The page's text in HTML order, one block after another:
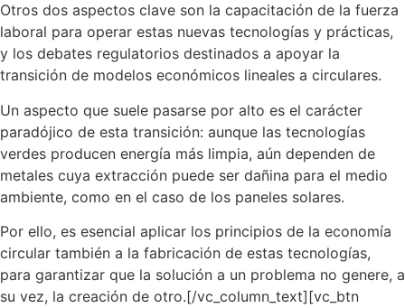
Otros dos aspectos clave son la capacitación de la fuerza
laboral para operar estas nuevas tecnologías y prácticas,
y los debates regulatorios destinados a apoyar la
transición de modelos económicos lineales a circulares.
Un aspecto que suele pasarse por alto es el carácter
paradójico de esta transición: aunque las tecnologías
verdes producen energía más limpia, aún dependen de
metales cuya extracción puede ser dañina para el medio
ambiente, como en el caso de los paneles solares.
Por ello, es esencial aplicar los principios de la economía
circular también a la fabricación de estas tecnologías,
para garantizar que la solución a un problema no genere, a
su vez, la creación de otro.[/vc_column_text][vc_btn